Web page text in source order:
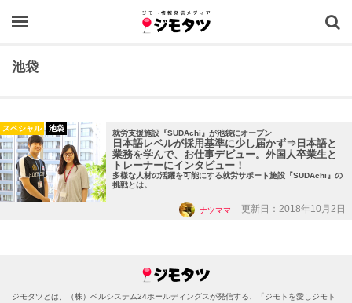
池袋
スペシャル 池袋
就労支援施設『SUDAchi』が池袋にオープン
日本語レベルが採用基準に少し届かず⇒日本語と
業務を学んで、お仕事デビュー。外国人卒業生と
トレーナーにインタビュー！
多様な人材の活躍を可能にする就労サポート施設『SUDAchi』の
挑戦とは。
ナツママ 更新日：2018年10月2日
ジモタツとは、（株）ベルシステム24ホールディングスが発信する、「ジモトを愛しジモト